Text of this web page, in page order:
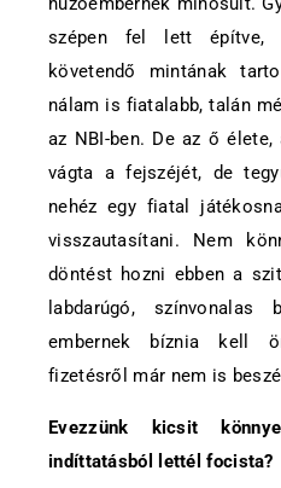
szépen fel lett építve,
követendő mintának
nálam is fiatalabb, talán
az NBI-ben. De az ő
vágta a fejszéjét, de
nehéz egy fiatal
visszautasítani. Nem
döntést hozni ebben a
labdarúgó, színvonalas
embernek bíznia kell
fizetésről már nem is
Evezzünk kicsit
indíttatásból lettél focista?